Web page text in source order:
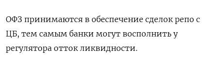
ОФЗ принимаются в обеспечение сделок репо с
ЦБ, тем самым банки могут восполнить у
регулятора отток ликвидности.